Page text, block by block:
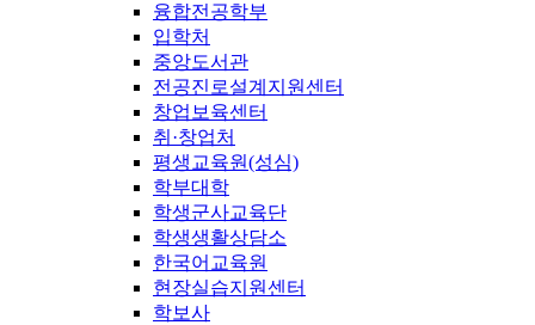
융합전공학부
입학처
중앙도서관
전공진로설계지원센터
창업보육센터
취·창업처
평생교육원(성심)
학부대학
학생군사교육단
학생생활상담소
한국어교육원
현장실습지원센터
학보사